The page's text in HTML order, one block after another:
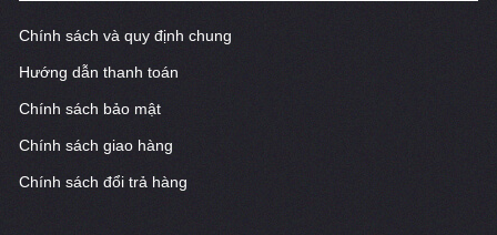
Chính sách và quy định chung
Hướng dẫn thanh toán
Chính sách bảo mật
Chính sách giao hàng
Chính sách đổi trả hàng